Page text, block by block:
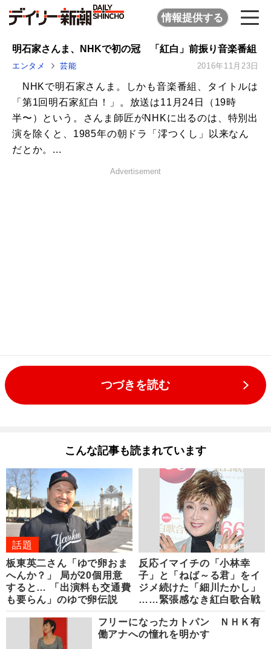
情報提供する
明石家さんま、NHKで初の冠 「紅白」前振り音楽番組
エンタメ 芸能 2016年11月23日
NHKで明石家さんま。しかも音楽番組、タイトルは
「第1回明石家紅白！」。放送は11月24日（19時
半〜）という。さんま師匠がNHKに出るのは、特別出
演を除くと、1985年の朝ドラ「澪つくし」以来なん
だとか。...
Advertisement
つづきを読む
こんな記事も読まれています
話題
板東英二さん「ゆで卵おま
へんか？」 局が20個用意
すると… 「出演料も交通費
も要らん」のゆで卵伝説
反応イマイチの「小林幸
子」と「ねば～る君」をイ
ジメ続けた「細川たかし」
……緊張感なき紅白歌合戦
フリーになったカトパン ＮＨＫ有
働アナへの憧れを明かす